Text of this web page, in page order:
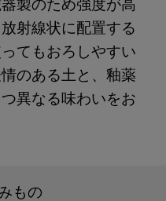
製のため強度が高
射線状に配置する
てもおろしやすい
のある土と、釉薬
異なる味わいをお
もの